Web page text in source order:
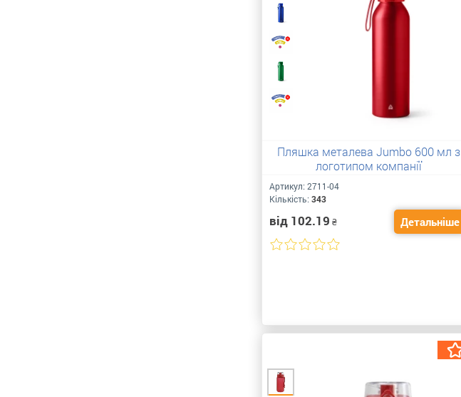
Пляшка металева Jumbo 600 мл з
логотипом компанії
Артикул: 2711-04
Кількість: 343
від 102.19 ₴ Детальніше